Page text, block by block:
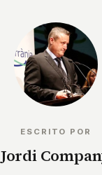
ESCRITO POR
Jordi